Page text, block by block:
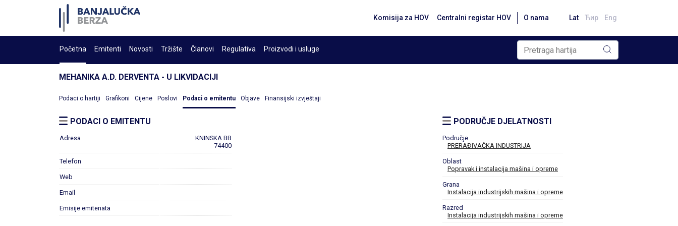
Komisija za HOV Centralni registar HOV O nama Lat Ћир Eng
Početna Emitenti Novosti Tržište Članovi Regulativa Proizvodi i usluge
MEHANIKA A.D. DERVENTA - U LIKVIDACIJI
Podaci o hartiji Grafikoni Cijene Poslovi Podaci o emitentu Objave Finansijski izvještaji
PODACI O EMITENTU
Adresa
KNINSKA BB
74400
Telefon
Web
Email
Emisije emitenata
PODRUČJE DJELATNOSTI
Područje
PRERAĐIVAČKA INDUSTRIJA
Oblast
Popravak i instalacija mašina i opreme
Grana
Instalacija industrijskih mašina i opreme
Razred
Instalacija industrijskih mašina i opreme